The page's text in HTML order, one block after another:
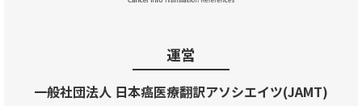
運営
一般社団法人 日本癌医療翻訳アソシエイツ(JAMT)